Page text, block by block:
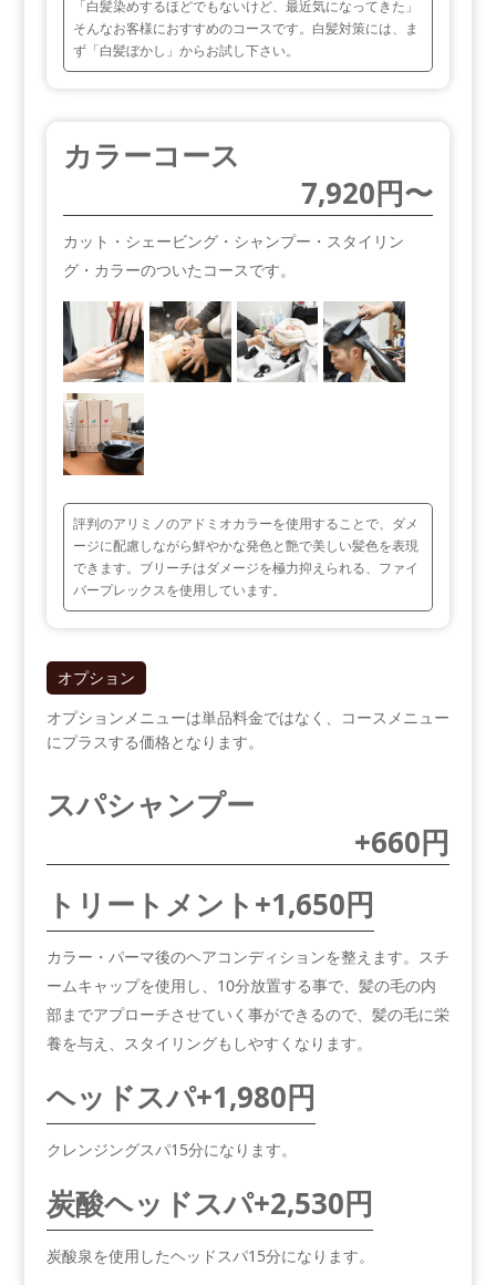
「白髪染めするほどでもないけど、最近気になってきた」
そんなお客様におすすめのコースです。白髪対策には、ま
ず「白髪ぼかし」からお試し下さい。
カラーコース
7,920円〜
カット・シェービング・シャンプー・スタイリン
グ・カラーのついたコースです。
評判のアリミノのアドミオカラーを使用することで、ダメ
ージに配慮しながら鮮やかな発色と艶で美しい髪色を表現
できます。ブリーチはダメージを極力抑えられる、ファイ
バープレックスを使用しています。
オプション
オプションメニューは単品料金ではなく、コースメニュー
にプラスする価格となります。
スパシャンプー
+660円
トリートメント+1,650円
カラー・パーマ後のヘアコンディションを整えます。スチ
ームキャップを使用し、10分放置する事で、髪の毛の内
部までアプローチさせていく事ができるので、髪の毛に栄
養を与え、スタイリングもしやすくなります。
ヘッドスパ+1,980円
クレンジングスパ15分になります。
炭酸ヘッドスパ+2,530円
炭酸泉を使用したヘッドスパ15分になります。